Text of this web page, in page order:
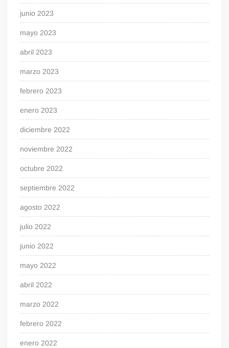
junio 2023
mayo 2023
abril 2023
marzo 2023
febrero 2023
enero 2023
diciembre 2022
noviembre 2022
octubre 2022
septiembre 2022
agosto 2022
julio 2022
junio 2022
mayo 2022
abril 2022
marzo 2022
febrero 2022
enero 2022